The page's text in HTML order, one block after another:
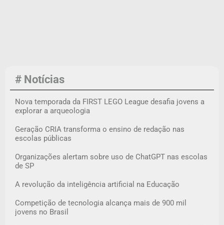
# Notícias
Nova temporada da FIRST LEGO League desafia jovens a
explorar a arqueologia
Geração CRIA transforma o ensino de redação nas
escolas públicas
Organizações alertam sobre uso de ChatGPT nas escolas
de SP
A revolução da inteligência artificial na Educação
Competição de tecnologia alcança mais de 900 mil
jovens no Brasil